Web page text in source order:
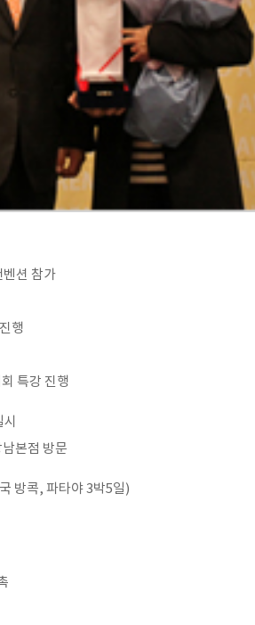
션 참가
행
특강 진행
본점 방문
방콕, 파타야 3박5일)